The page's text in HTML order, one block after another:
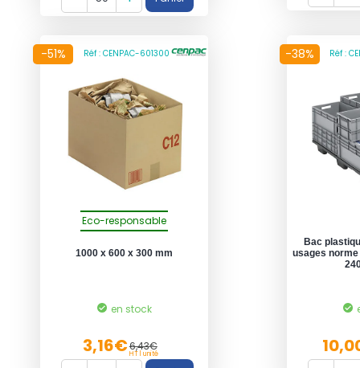
-51% Réf : CENPAC-601300
Eco-responsable
1000 x 600 x 300 mm
en stock
3,16€6,43€
HT l unité
-38% Réf :
Bac
usages